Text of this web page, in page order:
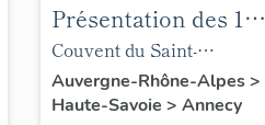
Présentation des 1%
artistiques du lycée
Gabriel-Fauré
Couvent du Saint-
Sépulcre, puis
manufacture de coton
Auvergne-Rhône-Alpes>
Haute-Savoie > Annecy